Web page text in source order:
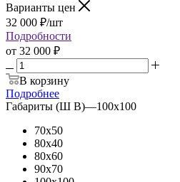
Варианты цен
32 000 ₽/шт
Подробности
от 32 000 ₽
В корзину
Подробнее
Габариты (Ш В)—100x100
70x50
80x40
80x60
90x70